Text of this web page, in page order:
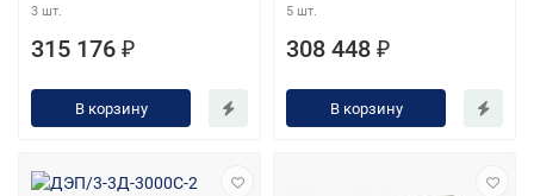
3 шт.
315 176 ₽
В корзину
5 шт.
308 448 ₽
В корзину